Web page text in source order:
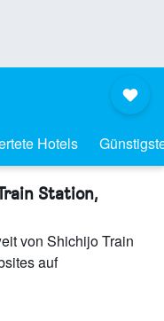
Hotels
Station,
von Shichijo Train
auf